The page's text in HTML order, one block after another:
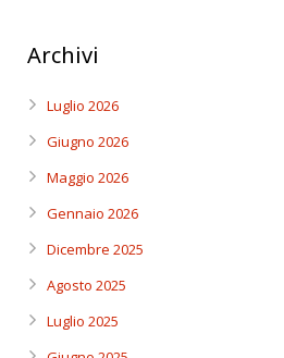
Archivi
Luglio 2026
Giugno 2026
Maggio 2026
Gennaio 2026
Dicembre 2025
Agosto 2025
Luglio 2025